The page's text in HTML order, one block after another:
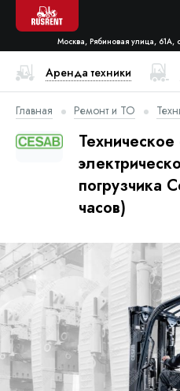
Москва, Рябиновая улица, 61А,
Аренда техники
Главная Ремонт и ТО
погрузчика
часов)